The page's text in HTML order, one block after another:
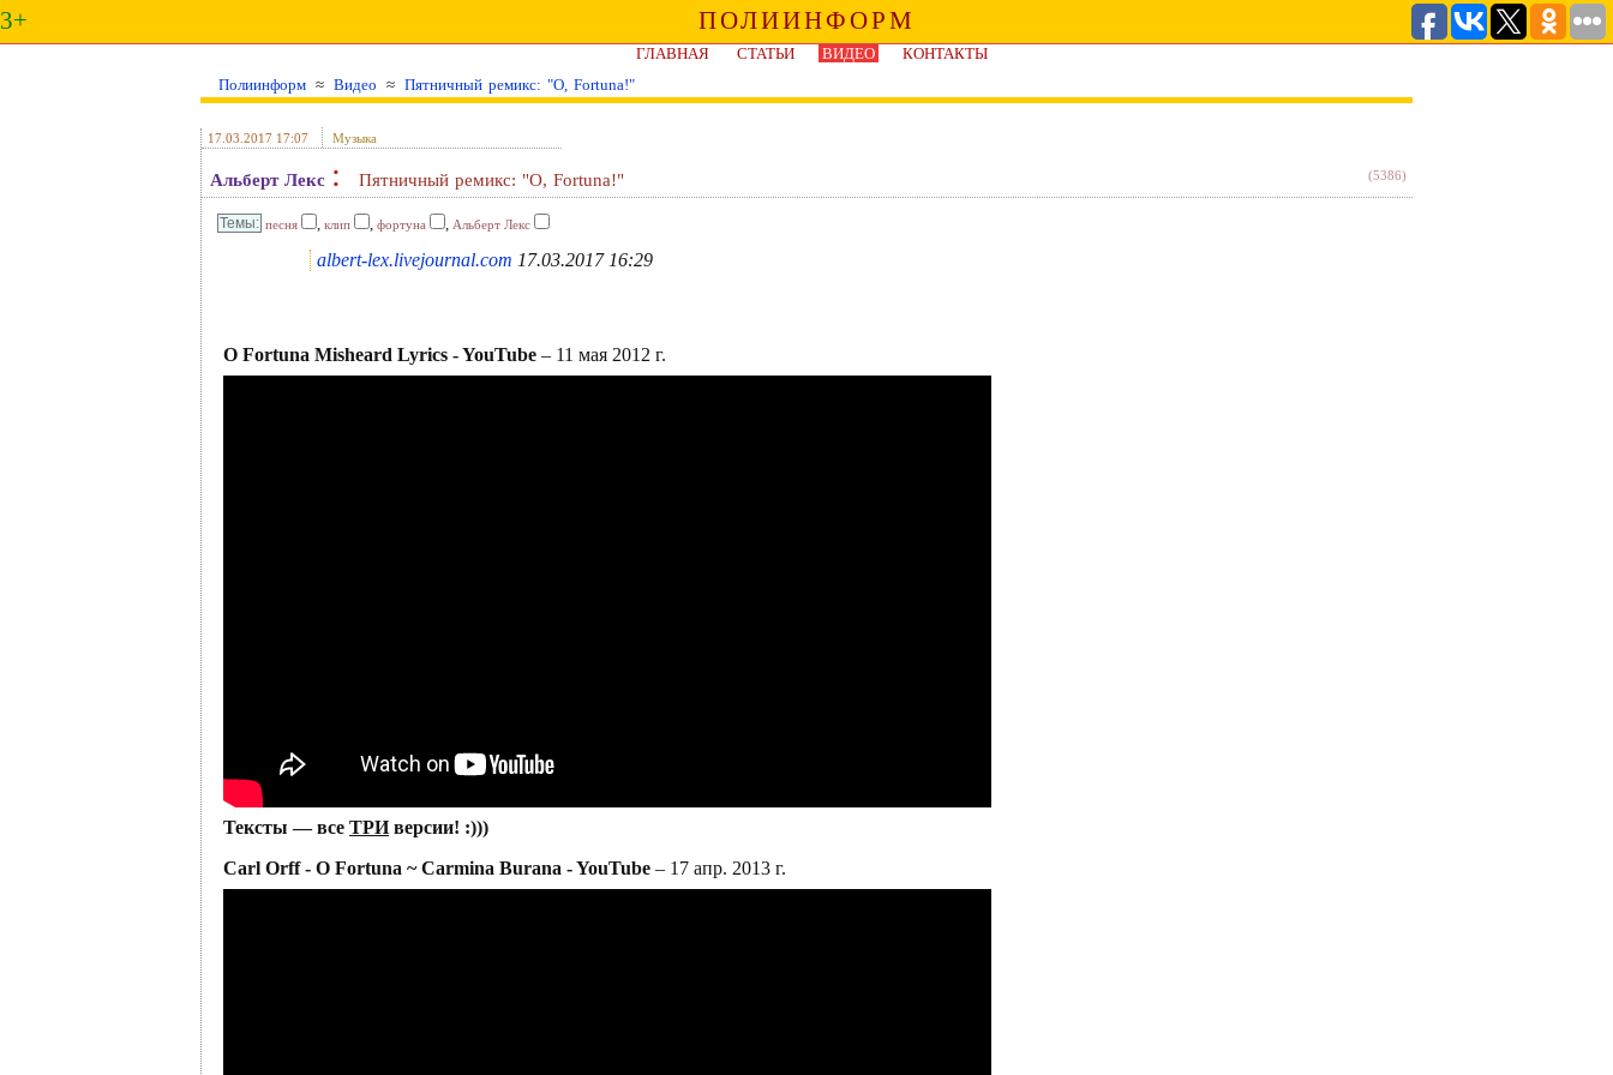
3+ ПОЛИИНФОРМ
ГЛАВНАЯ СТАТЬИ ВИДЕО
КОНТАКТЫ
Полиинформ ≈ Видео ≈ Пятничный ремикс: "O, Fortuna!"
17.03.2017 17:07 Музыка
Альберт Лекс : Пятничный ремикс: "O, Fortuna!" (5386)
песня , клип , фортуна , Альберт Лекс
albert-lex.livejournal.com 17.03.2017 16:29
O Fortuna Misheard Lyrics - YouTube – 11 мая 2012 г.
Тексты — все ТРИверсии! :)))
Carl Orff - O Fortuna ~ Carmina Burana - YouTube – 17 апр. 2013 г.